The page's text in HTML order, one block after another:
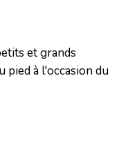
et grands
pied à l'occasion du